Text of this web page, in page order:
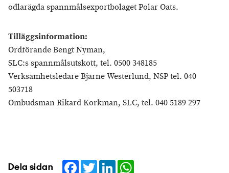
odlarägda spannmålsexportbolaget Polar Oats.
Tilläggsinformation:
Ordförande Bengt Nyman,
SLC:s spannmålsutskott, tel. 0500 348185
Verksamhetsledare Bjarne Westerlund, NSP tel. 040
503718
Ombudsman Rikard Korkman, SLC, tel. 040 5189 297
Dela sidan Facebook
TwitterLinkedIn